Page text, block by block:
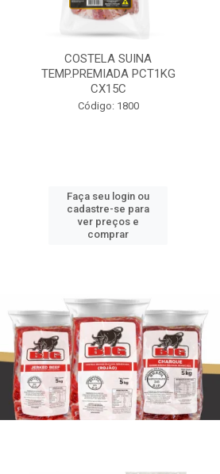
COSTELA SUINA
TEMP.PREMIADA PCT1KG
CX15C
Código: 1800
Faça seu login ou
cadastre-se para
ver preços e
comprar